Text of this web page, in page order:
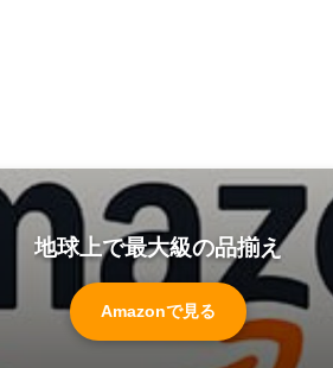
地球上で最大級の品揃え
Amazonで見る